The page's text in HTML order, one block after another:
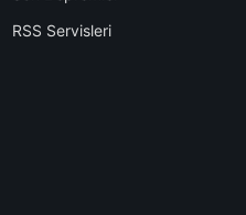
RSS Servisleri